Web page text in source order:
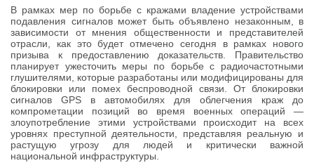
В рамках мер по борьбе с кражами владение устройствами
подавления сигналов может быть объявлено незаконным, в
зависимости от мнения общественности и представителей
отрасли, как это будет отмечено сегодня в рамках нового
призыва к предоставлению доказательств. Правительство
планирует ужесточить меры по борьбе с радиочастотными
глушителями, которые разработаны или модифицированы для
блокировки или помех беспроводной связи. От блокировки
сигналов GPS в автомобилях для облегчения краж до
компрометации позиций во время военных операций —
злоупотребление этими устройствами происходит на всех
уровнях преступной деятельности, представляя реальную и
растущую угрозу для людей и критически важной
национальной инфраструктуры.